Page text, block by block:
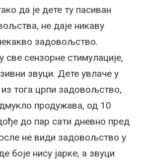
да је дете ту пасиван
не даје никаву
задовољство.
све сензорне стимулације,
звуци. Дете увлаче у
тога црпи задовољство,
продужава, од 10
до пар сати дневно пред
не види задовољство у
боје нису јарке, а звуци